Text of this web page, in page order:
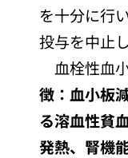
を十分に行
投与を中止
血栓性血
徴：血小板
る溶血性貧
発熱、腎機